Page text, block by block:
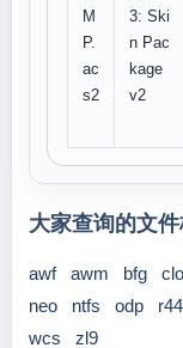
M
P.
ac
s2
3: Ski
n Pac
kage
v2
大家查询的文
awf awm bfg
neo
ntfs odp r44
wcs
zl9